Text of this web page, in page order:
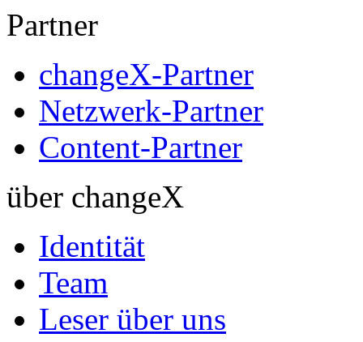
Partner
changeX-Partner
Netzwerk-Partner
Content-Partner
über changeX
Identität
Team
Leser über uns